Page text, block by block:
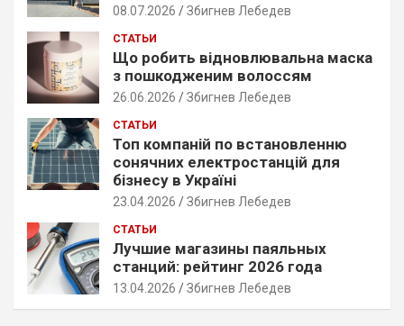
08.07.2026 Збигнев Лебедев
СТАТЬИ
Що робить відновлювальна маска
з пошкодженим волоссям
26.06.2026 Збигнев Лебедев
СТАТЬИ
Топ компаній по встановленню
сонячних електростанцій для
бізнесу в Україні
23.04.2026 Збигнев Лебедев
СТАТЬИ
Лучшие магазины паяльных
станций: рейтинг 2026 года
13.04.2026 Збигнев Лебедев